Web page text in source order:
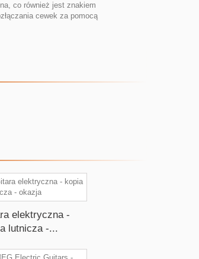
co również jest znakiem
cewek za pomocą
elektryczna -
lutnicza -...